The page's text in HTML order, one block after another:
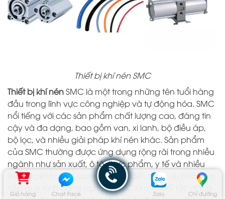
Giỏ hàng Chat Face Zalo Chỉ đường
Thiết bị khí nén SMC
Thiết bị khí nénSMC là một trong những tên tuổi hàng
đầu trong lĩnh vực công nghiệp và tự động hóa. SMC
nổi tiếng với các sản phẩm chất lượng cao, đáng tin
cậy và đa dạng, bao gồm van, xi lanh, bộ điều áp,
bộ lọc, và nhiều giải pháp khí nén khác. Sản phẩm
của SMC thường được ứng dụng rộng rãi trong nhiều
ngành như sản xuất, ô tô, thực phẩm, y tế và nhiều
lĩnh vực khác. Với cam kết đem đến sự tối ưu hóa cho
các quy trình công nghiệp, SMC là một đối tác đáng